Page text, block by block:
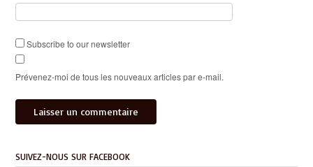
Subscribe to our newsletter
Prévenez-moi de tous les nouveaux articles par e-mail.
SUIVEZ-NOUS SUR FACEBOOK